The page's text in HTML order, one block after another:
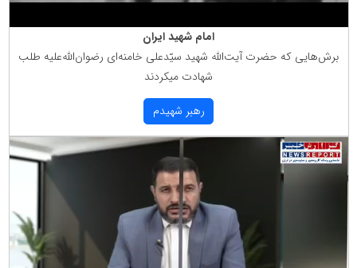
امام شهید ایران
برش‌هایی كه حضرت آیت‌الله شهید سیّدعلی خامنه‌ای رضوان‌الله‌علیه طلب
شهادت میكردند
رهبر شهیدم